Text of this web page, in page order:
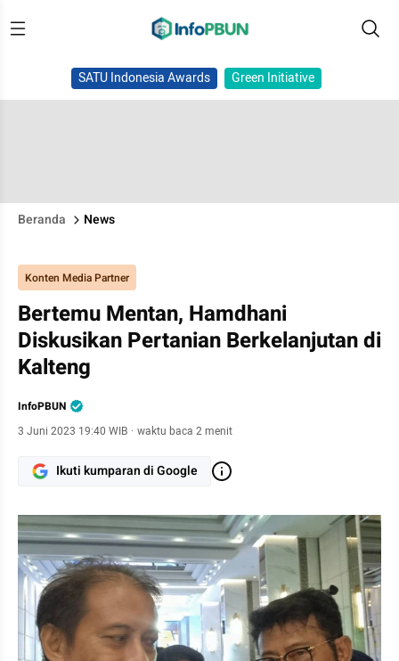
SATU Indonesia Awards Green Initiative
Beranda News
Konten Media Partner
Bertemu Mentan, Hamdhani
Diskusikan Pertanian Berkelanjutan di
Kalteng
InfoPBUN
3 Juni 2023 19:40 WIB · waktu baca 2 menit
Ikuti kumparan di Google